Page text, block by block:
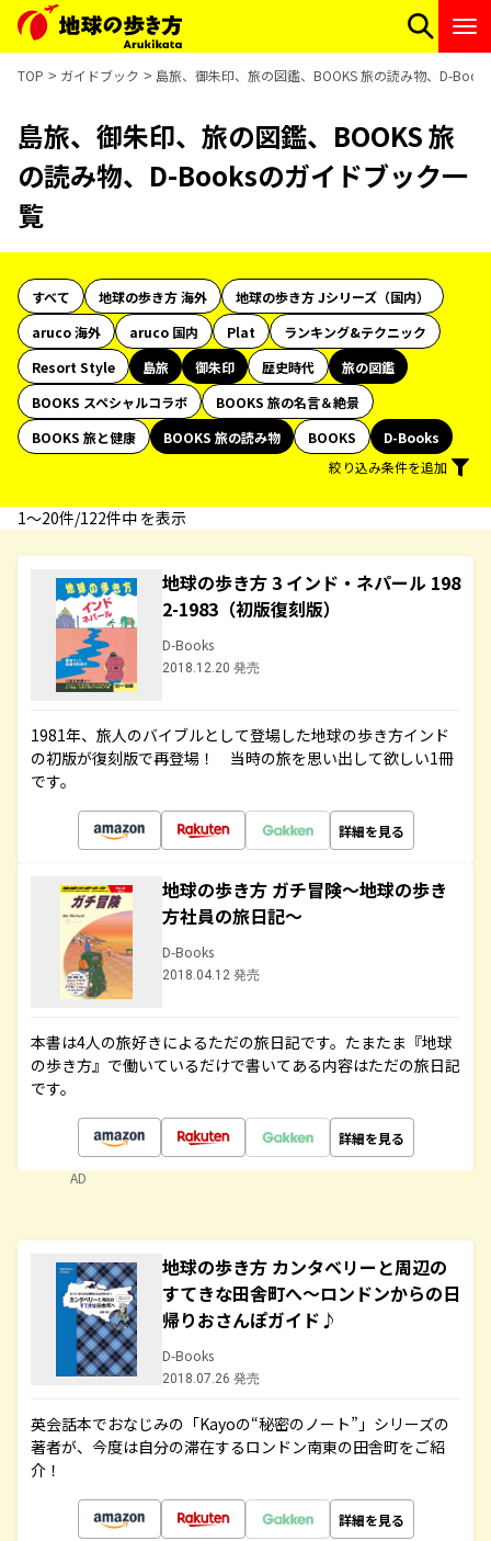
TOP ガイドブック 島旅、御朱印、旅の図鑑、BOOKS 旅の読み物、D-
島旅、御朱印、旅の図鑑、BOOKS 旅
の読み物、D-Booksのガイドブック一
覧
すべて 地球の歩き方 海外
地球の歩き方 Jシリーズ（国内）
aruco 海外
aruco 国内 Plat
ランキング&テクニック
Resort Style
島旅 御朱印 歴史時代
旅の図鑑
BOOKS スペシャルコラボ
BOOKS 旅の名言＆絶景
BOOKS 旅と健康
BOOKS 旅の読み物 BOOKS
D-Books
絞り込み条件を追加
1〜20件/122件中 を表示
地球の歩き方 3 インド・ネパール 198
2-1983（初版復刻版）
D-Books
2018.12.20 発売
1981年、旅人のバイブルとして登場した地球の歩き方インド
の初版が復刻版で再登場！ 当時の旅を思い出して欲しい1冊
です。
詳細を見る
地球の歩き方 ガチ冒険～地球の歩き
方社員の旅日記～
D-Books
2018.04.12 発売
本書は4人の旅好きによるただの旅日記です。たまたま『地球
の歩き方』で働いているだけで書いてある内容はただの旅日記
です。
詳細を見る
AD
地球の歩き方 カンタベリーと周辺の
すてきな田舎町へ～ロンドンからの日
帰りおさんぽガイド♪
D-Books
2018.07.26 発売
英会話本でおなじみの「Kayoの“秘密のノート”」シリーズの
著者が、今度は自分の滞在するロンドン南東の田舎町をご紹
介！
詳細を見る